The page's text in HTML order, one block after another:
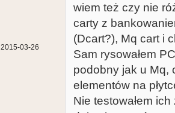
2015-03-26
wiem też czy nie
carty z
(Dcart?), Mq cart i
Sam rysowałem
podobny jak u Mq,
elementów na
Nie testowałem